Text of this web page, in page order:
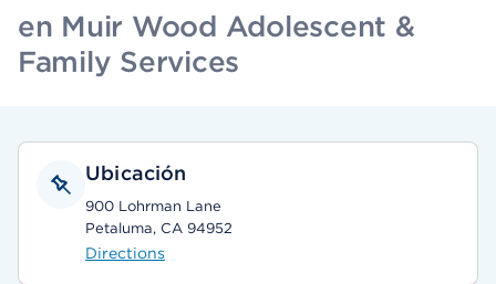
en Muir Wood Adolescent &
Family Services
Ubicación
900 Lohrman Lane
Petaluma, CA 94952
Directions